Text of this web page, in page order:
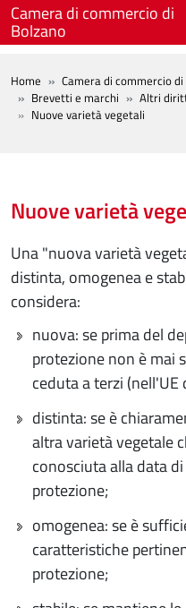
Salta al contenuto principale
Camera di commercio di
Bolzano
BREADCRUMB
Home Camera di commercio
Brevetti e marchi
Altri
Nuove varietà vegetali
Nuove varietà
Una "nuova varietà
distinta, omogenea e
considera:
nuova: se prima del
protezione non è mai
ceduta a terzi (nell'UE
distinta: se è
altra varietà vegetale
conosciuta alla data
protezione;
omogenea: se è
caratteristiche
protezione;